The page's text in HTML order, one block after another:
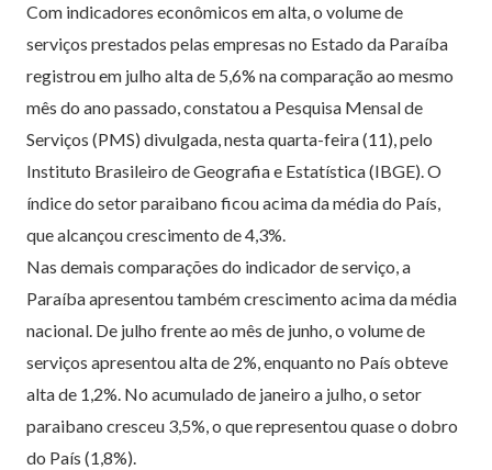
Com indicadores econômicos em alta, o volume de
serviços prestados pelas empresas no Estado da Paraíba
registrou em julho alta de 5,6% na comparação ao mesmo
mês do ano passado, constatou a Pesquisa Mensal de
Serviços (PMS) divulgada, nesta quarta-feira (11), pelo
Instituto Brasileiro de Geografia e Estatística (IBGE). O
índice do setor paraibano ficou acima da média do País,
que alcançou crescimento de 4,3%.
Nas demais comparações do indicador de serviço, a
Paraíba apresentou também crescimento acima da média
nacional. De julho frente ao mês de junho, o volume de
serviços apresentou alta de 2%, enquanto no País obteve
alta de 1,2%. No acumulado de janeiro a julho, o setor
paraibano cresceu 3,5%, o que representou quase o dobro
do País (1,8%).